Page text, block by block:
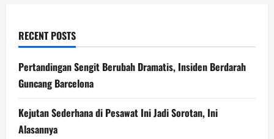
RECENT POSTS
Pertandingan Sengit Berubah Dramatis, Insiden Berdarah
Guncang Barcelona
Kejutan Sederhana di Pesawat Ini Jadi Sorotan, Ini
Alasannya